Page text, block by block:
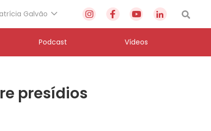
Galvão
Podcast Vídeos
presídios